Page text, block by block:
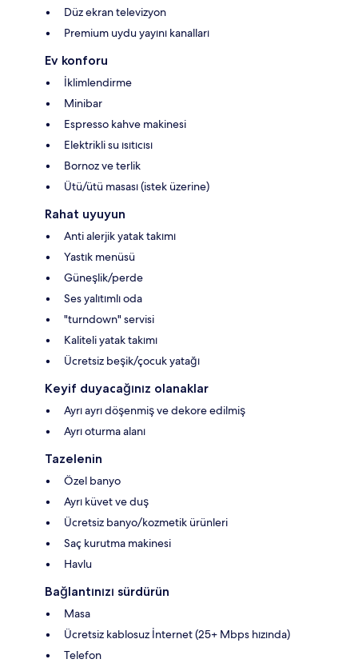
Düz ekran televizyon
Premium uydu yayını kanalları
Ev konforu
İklimlendirme
Minibar
Espresso kahve makinesi
Elektrikli su ısıtıcısı
Bornoz ve terlik
Ütü/ütü masası (istek üzerine)
Rahat uyuyun
Anti alerjik yatak takımı
Yastık menüsü
Güneşlik/perde
Ses yalıtımlı oda
"turndown" servisi
Kaliteli yatak takımı
Ücretsiz beşik/çocuk yatağı
Keyif duyacağınız olanaklar
Ayrı ayrı döşenmiş ve dekore edilmiş
Ayrı oturma alanı
Tazelenin
Özel banyo
Ayrı küvet ve duş
Ücretsiz banyo/kozmetik ürünleri
Saç kurutma makinesi
Havlu
Bağlantınızı sürdürün
Masa
Ücretsiz kablosuz İnternet (25+ Mbps hızında)
Telefon